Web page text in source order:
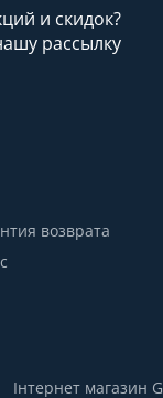
и скидок?
рассылку
возврата
Інтернет магазин